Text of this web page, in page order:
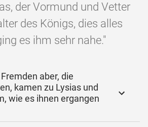
der Vormund und Vetter
des Königs, dies alles
es ihm sehr nahe."
aber, die
kamen zu Lysias und
wie es ihnen ergangen